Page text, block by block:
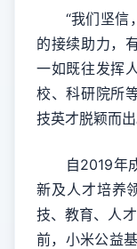
“我们坚信，
的接续助力，
一如既往发挥
校、科研院所
技英才脱颖而出
自2019年成
新及人才培养
技、教育、人
前，小米公益